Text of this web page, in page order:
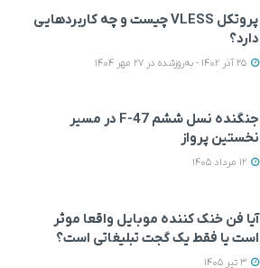
پروتکل VLESS چیست و چه کاربردهایی
دارد؟
جنگنده نسل ششم F-47 در مسیر
نخستین پرواز
آیا فن خنک کننده موبایل واقعا موثر
است یا فقط یک گجت تبلیغاتی است؟